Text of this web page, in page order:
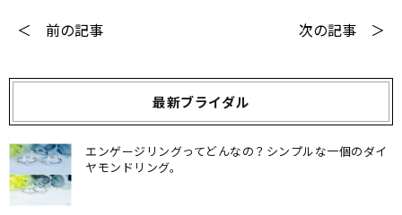
＜ 前の記事 次の記事 ＞
最新ブライダル
エンゲージリングってどんなの？シンプルな一個のダイ
ヤモンドリング。